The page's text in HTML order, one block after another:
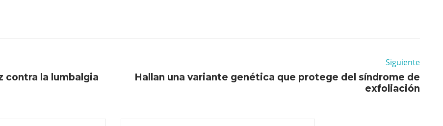
contra la lumbalgia
Siguiente
Hallan una variante genética que protege del síndrome de
exfoliación